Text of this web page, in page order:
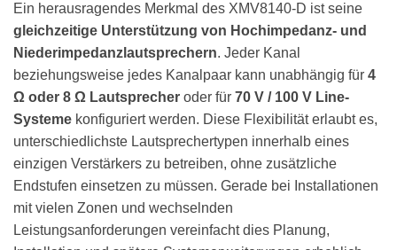
Ein herausragendes Merkmal des XMV8140-D ist seine
gleichzeitige Unterstützung von Hochimpedanz- und
Niederimpedanzlautsprechern. Jeder Kanal
beziehungsweise jedes Kanalpaar kann unabhängig für 4
Ω oder 8 Ω Lautsprecher oder für 70 V / 100 V Line-
Systeme konfiguriert werden. Diese Flexibilität erlaubt es,
unterschiedlichste Lautsprechertypen innerhalb eines
einzigen Verstärkers zu betreiben, ohne zusätzliche
Endstufen einsetzen zu müssen. Gerade bei Installationen
mit vielen Zonen und wechselnden
Leistungsanforderungen vereinfacht dies Planung,